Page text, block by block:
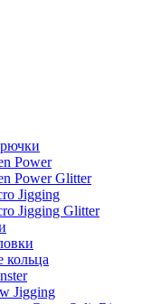
Power
Power Glitter
Jigging
Jigging Glitter
кольца
Jigging